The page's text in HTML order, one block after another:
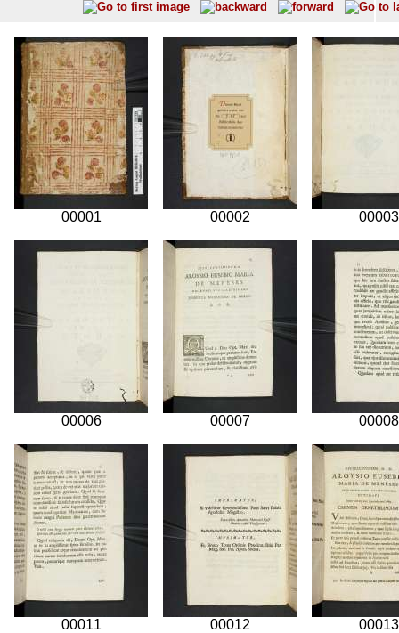
00001 00002 00003
00006 00007 00008
00011 00012 00013